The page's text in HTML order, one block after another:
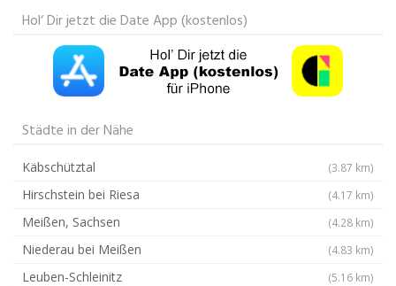
Hol‘ Dir jetzt die Date App (kostenlos)
Städte in der Nähe
Käbschütztal (3.87 km)
Hirschstein bei Riesa (4.17 km)
Meißen, Sachsen (4.28 km)
Niederau bei Meißen (4.83 km)
Leuben-Schleinitz (5.16 km)